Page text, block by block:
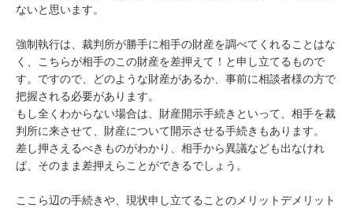
ないと思います。
強制執行は、裁判所が勝手に相手の財産を調べてくれることはな
く、こちらが相手のこの財産を差押えて！と申し立てるもので
す。ですので、どのような財産があるか、事前に相談者様の方で
把握される必要があります。
もし全くわからない場合は、財産開示手続きといって、相手を裁
判所に来させて、財産について開示させる手続きもあります。
差し押さえるべきものがわかり、相手から異議なども出なけれ
ば、そのまま差押えらことができるでしょう。
ここら辺の手続きや、現状申し立てることのメリットデメリット